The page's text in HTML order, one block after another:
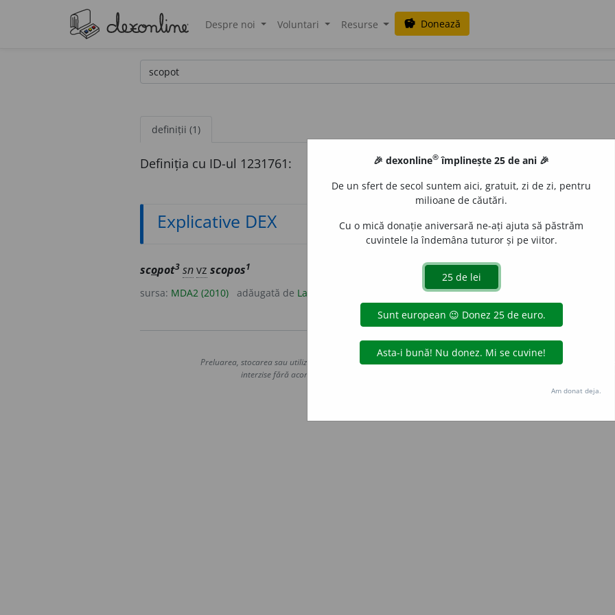
Despre noi Voluntari Resurse savings Donează
definiții (1)
Definiția cu ID-ul 1231761:
Explicative DEX
scopot3 snvz scopos1
sursa: MDA2 (2010) adăugată de LauraGellner
Copyright © 2004-2026 dexonline (https://dexonline.ro)
Preluarea, stocarea sau utilizarea datelor de pe acest site, inclusiv prin orice metode de extragere automată
interzise fără acordul nostru prealabil scris, cu excepția seturilor de date oferite oficial spre utilizare
Hosterion
🎉 dexonline® împlinește 25 de ani 🎉
De un sfert de secol suntem aici, gratuit, zi de zi, pentru
milioane de căutări.
Cu o mică donație aniversară ne-ați ajuta să păstrăm
cuvintele la îndemâna tuturor și pe viitor.
Am donat deja.